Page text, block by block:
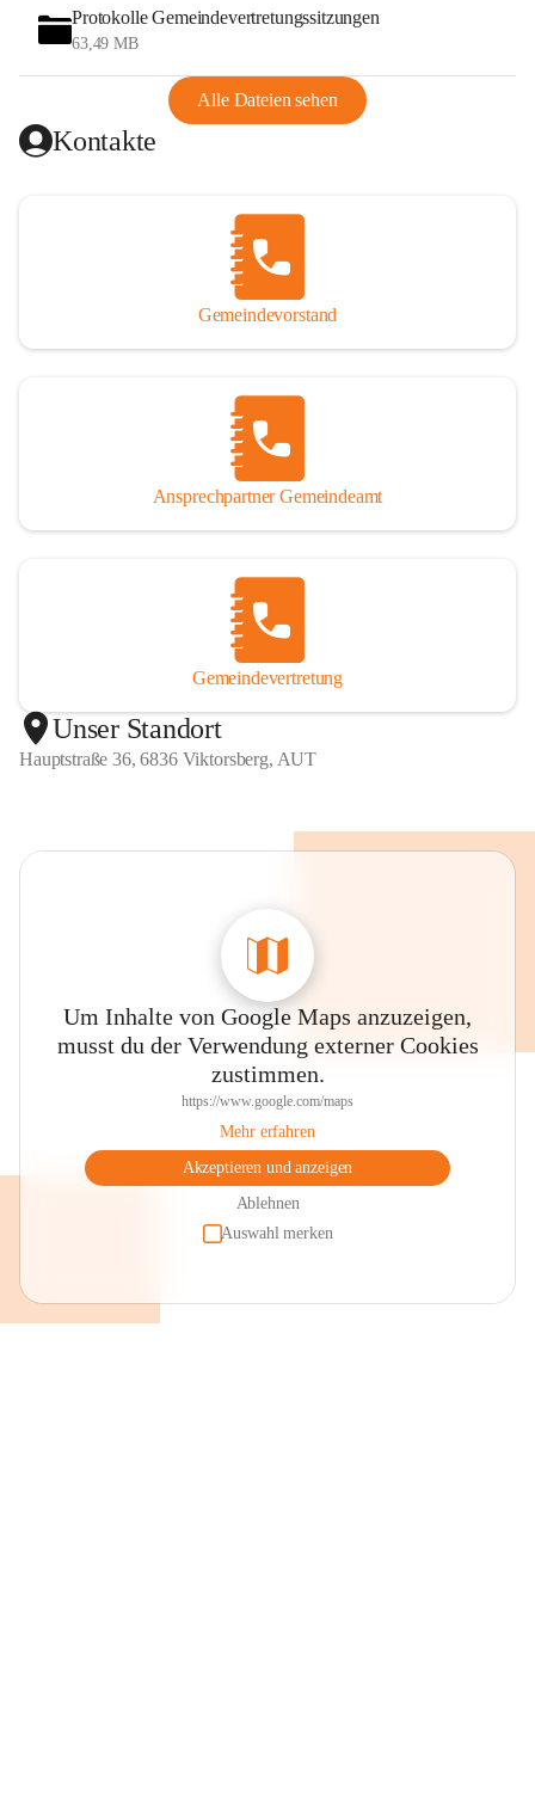
Protokolle Gemeindevertretungssitzungen
63,49 MB
Alle Dateien sehen
Kontakte
Gemeindevorstand
Ansprechpartner Gemeindeamt
Gemeindevertretung
Unser Standort
Hauptstraße 36, 6836 Viktorsberg, AUT
Um Inhalte von Google Maps anzuzeigen,
musst du der Verwendung externer Cookies
zustimmen.
https://www.google.com/maps
Mehr erfahren
Akzeptieren und anzeigen
Ablehnen
Auswahl merken